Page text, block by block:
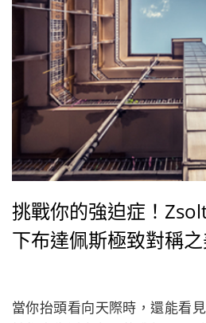
挑戰你的強迫症！
下布達佩斯極致對稱
當你抬頭看向天際時，還能看